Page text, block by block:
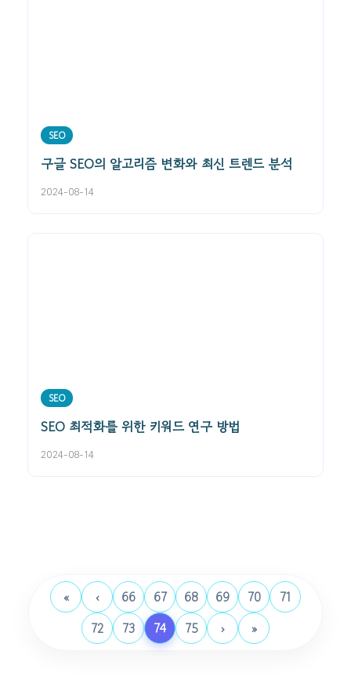
SEO
구글 SEO의 알고리즘 변화와 최신 트렌드 분석
2024-08-14
SEO
SEO 최적화를 위한 키워드 연구 방법
2024-08-14
« ‹ 66 67 68 69 70
71
72
73 74 75 › »